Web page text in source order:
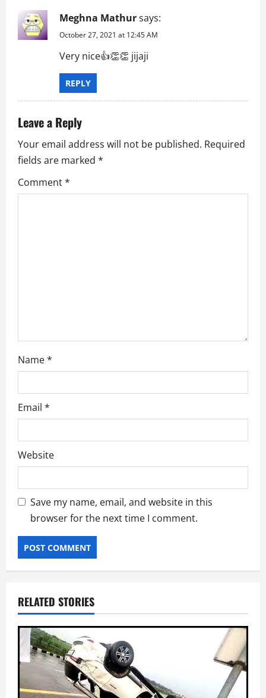
Meghna Mathursays:
October 27, 2021 at 12:45 AM
Very nice👍👏👏 jijaji
REPLY
Leave a Reply
Your email address will not be published. Required
fields are marked *
Comment*
Name*
Email *
Website
Save my name, email, and website in this
browser for the next time I comment.
RELATED STORIES